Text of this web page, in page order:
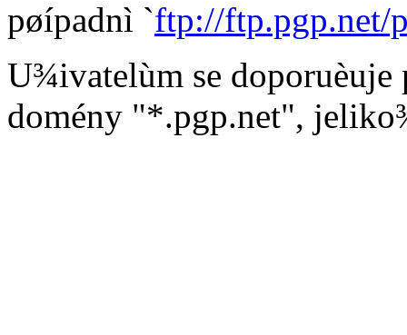
pøípadnì `ftp://ftp.pgp.net/
U¾ivatelùm se
domény "*.pgp.net",